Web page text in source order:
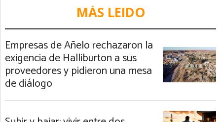
MÁS LEIDO
Empresas de Añelo rechazaron la
exigencia de Halliburton a sus
proveedores y pidieron una mesa
de diálogo